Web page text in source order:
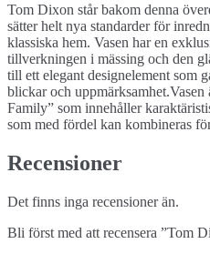
Tom Dixon står bakom denna
sätter helt nya standarder för
klassiska hem. Vasen har en
tillverkningen i mässing och den
till ett elegant designelement som
blickar och uppmärksamhet.Vasen
Family” som innehåller
som med fördel kan kombineras
Recensioner
Det finns inga recensioner än.
Bli först med att recensera ”Tom